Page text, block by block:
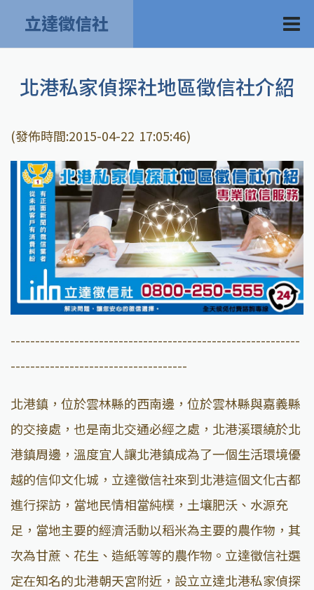
立達徵信社
北港私家偵探社地區徵信社介紹
(發佈時間:2015-04-22 17:05:46)
-----------------------------------------------------------
------------------------------------
北港鎮，位於雲林縣的西南邊，位於雲林縣與嘉義縣
的交接處，也是南北交通必經之處，北港溪環繞於北
港鎮周邊，溫度宜人讓北港鎮成為了一個生活環境優
越的信仰文化城，立達徵信社來到北港這個文化古都
進行探訪，當地民情相當純樸，土壤肥沃、水源充
足，當地主要的經濟活動以稻米為主要的農作物，其
次為甘蔗、花生、造紙等等的農作物。立達徵信社選
定在知名的北港朝天宮附近，設立立達北港私家偵探